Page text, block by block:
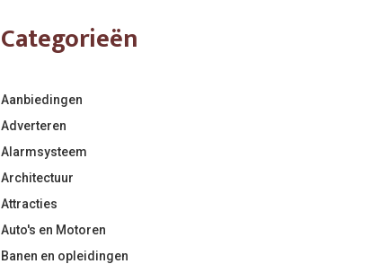
Categorieën
Aanbiedingen
Adverteren
Alarmsysteem
Architectuur
Attracties
Auto's en Motoren
Banen en opleidingen